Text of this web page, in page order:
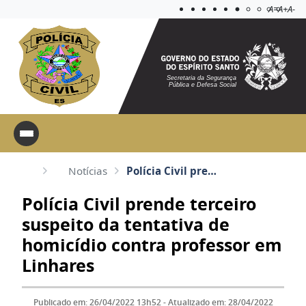
Aplicar
A=A+A-
Secretaria da Segurança
Pública e Defesa Social
Notícias Polícia Civil prende terceiro suspeito da tentativa de homicídio contra professor em Linhares
Polícia Civil prende terceiro
suspeito da tentativa de
homicídio contra professor em
Linhares
Publicado em: 26/04/2022 13h52 - Atualizado em: 28/04/2022